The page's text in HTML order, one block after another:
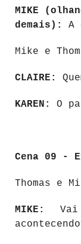
MIKE
demais):
A
Mike e
CLAIRE:
KAREN: O
Cena 09 -
Thomas e
MIKE: